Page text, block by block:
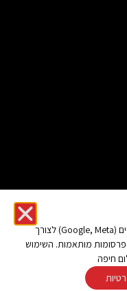
אתר זה עושה שימוש בקובצי Cookies ובפיקסלים (Google, Meta) לצורך
פרסומות מותאמות. השימוש
חיפה